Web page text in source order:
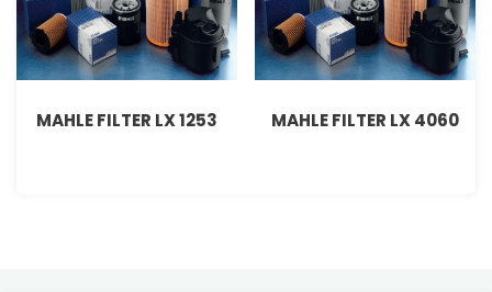
MAHLE FILTER LX 4060
MAHLE FILTER LX 1253